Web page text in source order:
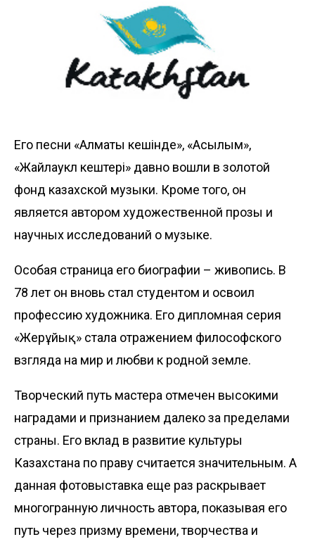
Его песни «Алматы кешінде», «Асылым»,
«Жайлаукөл кештері» давно вошли в золотой
фонд казахской музыки. Кроме того, он
является автором художественной прозы и
научных исследований о музыке.
Особая страница его биографии – живопись. В
78 лет он вновь стал студентом и освоил
профессию художника. Его дипломная серия
«Жерұйық» стала отражением философского
взгляда на мир и любви к родной земле.
Творческий путь мастера отмечен высокими
наградами и признанием далеко за пределами
страны. Его вклад в развитие культуры
Казахстана по праву считается значительным. А
данная фотовыставка еще раз раскрывает
многогранную личность автора, показывая его
путь через призму времени, творчества и